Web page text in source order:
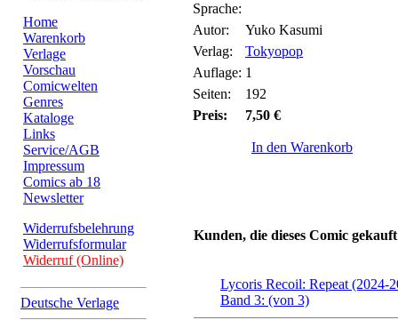
Home
Warenkorb
Verlage
Vorschau
Comicwelten
Genres
Kataloge
Links
Service/AGB
Impressum
Comics ab 18
Newsletter
Widerrufsbelehrung
Widerrufsformular
Widerruf (Online)
Deutsche Verlage
Sprache:
Autor:
Yuko Kasumi
Verlag:
Tokyopop
Auflage: 1
Seiten:
192
Preis:
7,50 €
In den Warenkorb
Kunden, die dieses Comic
Lycoris Recoil: Repeat (2024-
Band 3: (von 3)